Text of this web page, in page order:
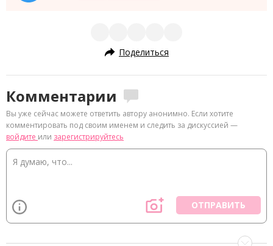
Поделиться
Комментарии
Вы уже сейчас можете ответить автору анонимно. Если хотите
комментировать под своим именем и следить за дискуссией —
войдите или зарегистрируйтесь
ОТПРАВИТЬ